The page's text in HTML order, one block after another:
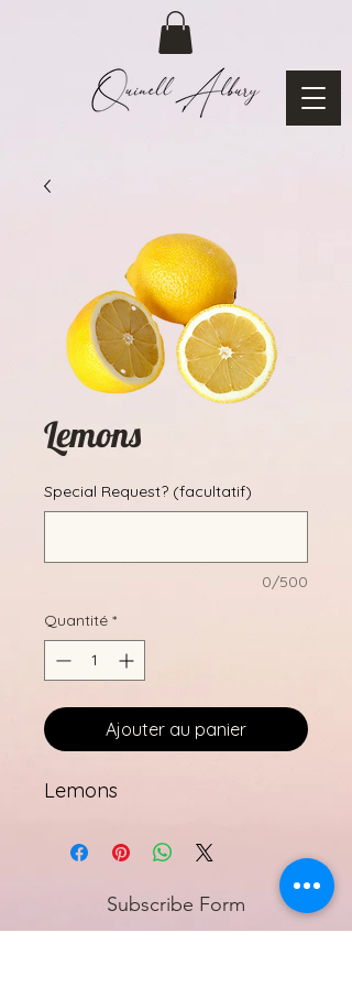
Lemons
Special Request? (facultatif)
0/500
Quantité *
Ajouter au panier
Lemons
Subscribe Form